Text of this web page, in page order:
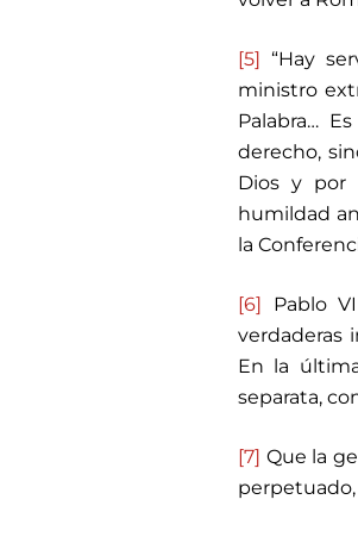
[5] “Hay
ministro
Palabra…
derecho,
Dios y por
humildad
la
[6] Pablo
verdaderas
En la
separata,
[7] Que la
perpetuado,